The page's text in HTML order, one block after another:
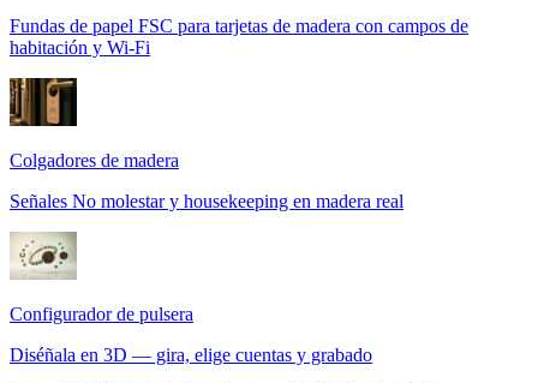
Fundas de papel FSC para tarjetas de madera con campos de
habitación y Wi-Fi
Colgadores de madera
Señales No molestar y housekeeping en madera real
Configurador de pulsera
Diséñala en 3D — gira, elige cuentas y grabado